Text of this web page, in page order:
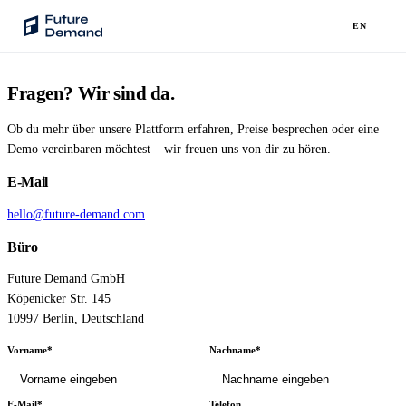
EN
PLATTFORM
✦
Audience Intelligence
Taste-Cluster-Technologie
Backhaul
Automatische Segmentierung
Frag deine Daten
Fragen? Wir sind da.
Ob du mehr über unsere Plattform erfahren, Preise besprechen oder eine
Demo vereinbaren möchtest – wir freuen uns von dir zu hören.
E-Mail
hello@future-demand.com
Büro
Future Demand GmbH
Köpenicker Str. 145
10997 Berlin, Deutschland
Vorname* Nachname*
E-Mail* Telefon